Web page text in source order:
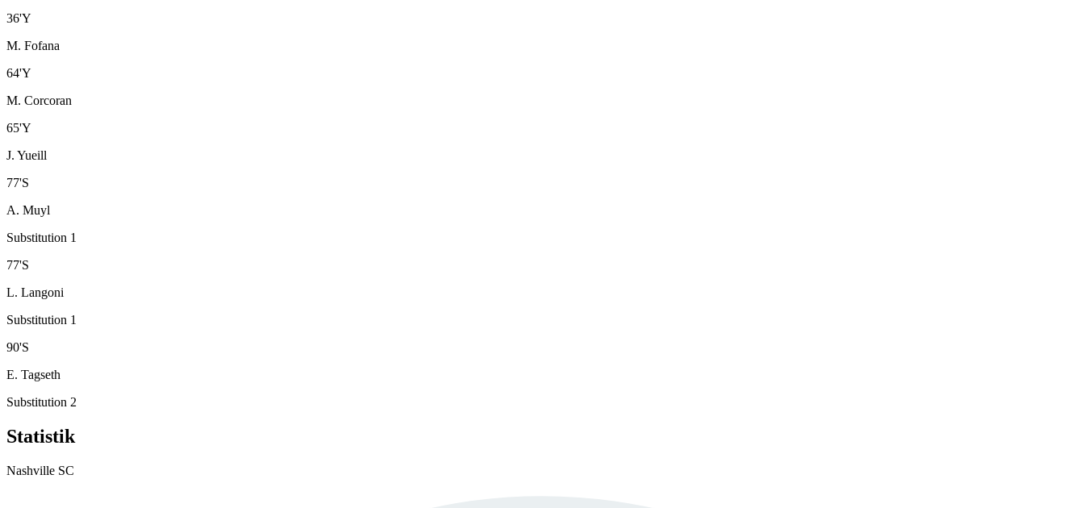
36'Y
M. Fofana
64'Y
M. Corcoran
65'Y
J. Yueill
77'S
A. Muyl
Substitution 1
77'S
L. Langoni
Substitution 1
90'S
E. Tagseth
Substitution 2
Statistik
Nashville SC